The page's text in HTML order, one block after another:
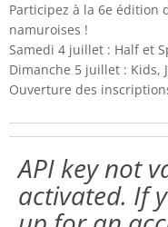
Participez à la 6e édition
namuroises !
Samedi 4 juillet : Half et
Dimanche 5 juillet : Kids,
Ouverture des
API key not
activated. If